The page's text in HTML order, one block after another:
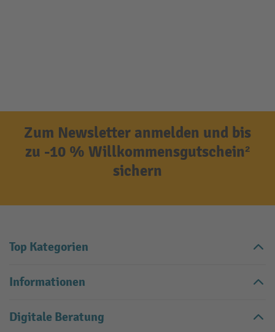
Zum Newsletter anmelden und bis
zu -10 % Willkommensgutschein²
sichern
Top Kategorien
Informationen
Digitale Beratung